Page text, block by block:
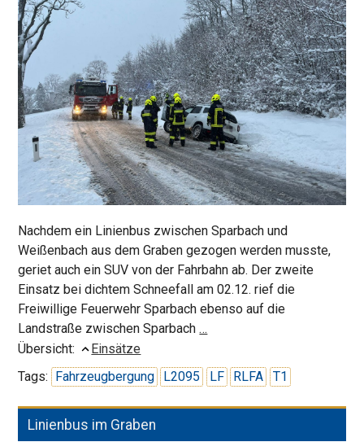
Nachdem ein Linienbus zwischen Sparbach und
Weißenbach aus dem Graben gezogen werden musste,
geriet auch ein SUV von der Fahrbahn ab. Der zweite
Einsatz bei dichtem Schneefall am 02.12. rief die
Freiwillige Feuerwehr Sparbach ebenso auf die
Landstraße zwischen Sparbach…
auf
Schneefahrbahn
Übersicht:
Einsätze
Tags: Fahrzeugbergung L2095 LF RLFA T1
Linienbus im Graben